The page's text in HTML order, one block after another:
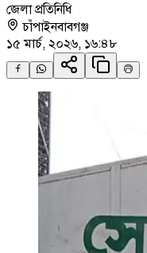
জেলা প্রতিনিধি
চাঁপাইনবাবগঞ্জ
১৫ মার্চ, ২০২৬, ১৬:৪৮